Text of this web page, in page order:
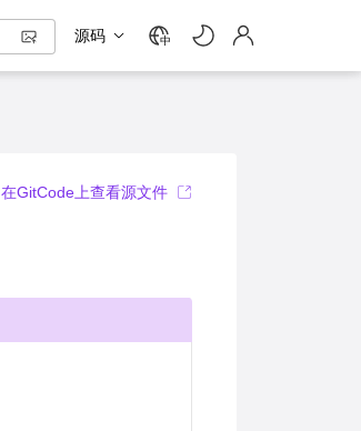
源码 中
在GitCode上查看源文件